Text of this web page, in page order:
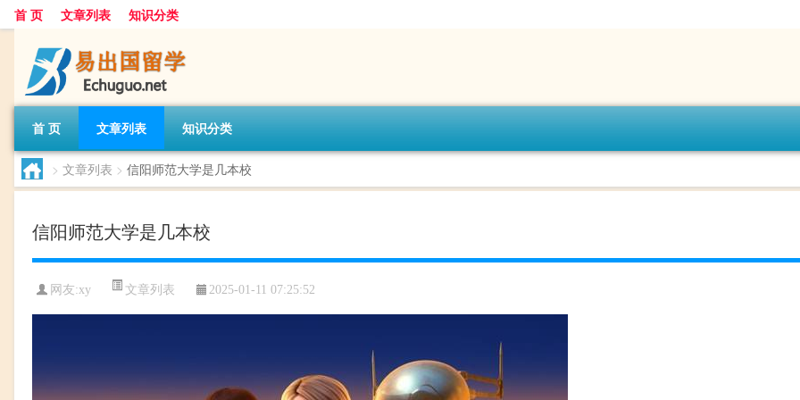
首 页 文章列表 知识分类
首 页 文章列表 知识分类
> 文章列表 > 信阳师范大学是几本校
信阳师范大学是几本校
网友:xy 文章列表 2025-01-11 07:25:52